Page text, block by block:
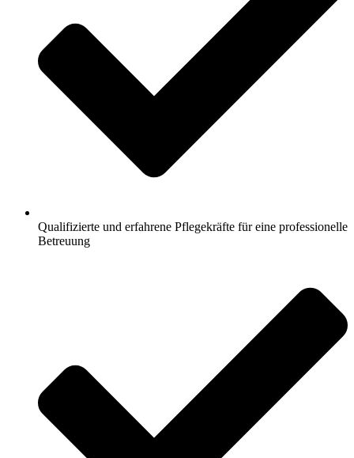
Qualifizierte und erfahrene Pflegekräfte für eine professionelle
Betreuung